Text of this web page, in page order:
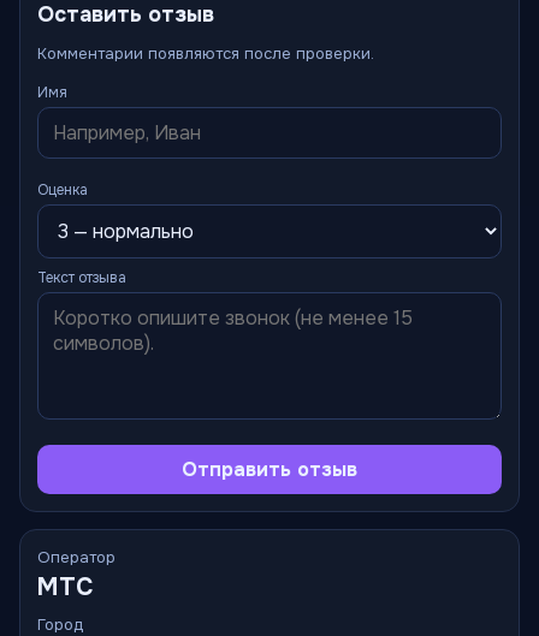
Оставить отзыв
Комментарии появляются после проверки.
Имя
Оценка
Текст отзыва
Отправить отзыв
Оператор
МТС
Город